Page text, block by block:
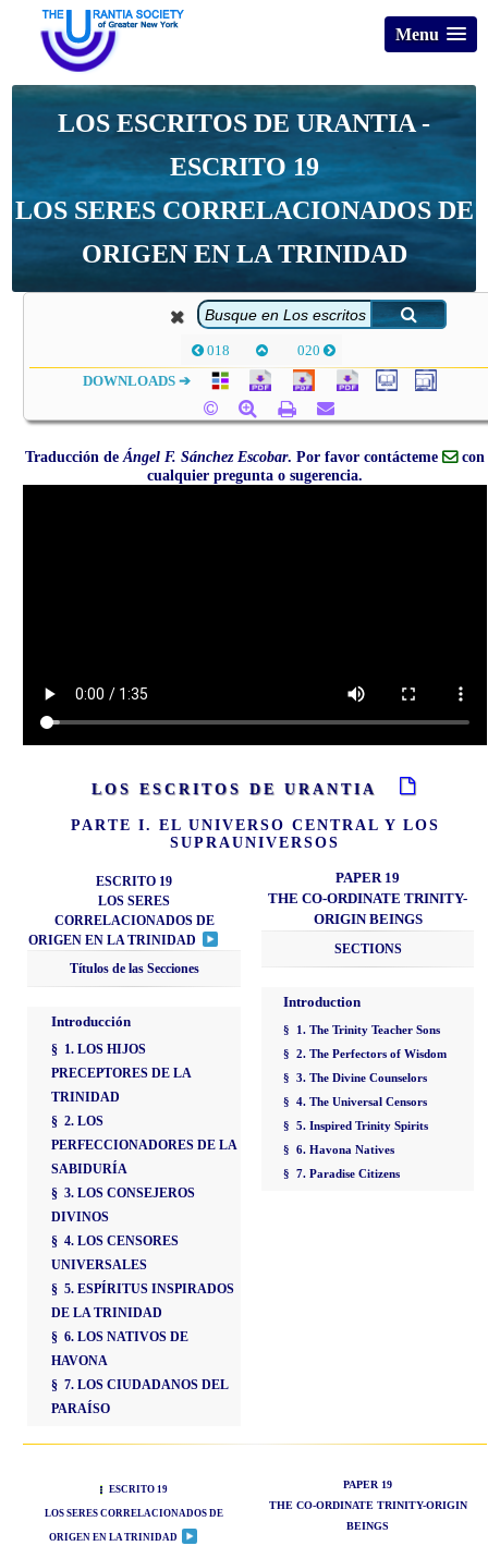
Menu
LOS ESCRITOS DE URANTIA -
ESCRITO 19
LOS SERES CORRELACIONADOS DE
ORIGEN EN LA TRINIDAD
018 020
DOWNLOADS ➔
Traducción deÁngel F. Sánchez Escobar. Por favor contácteme
con
cualquier pregunta o sugerencia.
LOS ESCRITOS DE URANTIA
PARTE I. EL UNIVERSO CENTRAL Y LOS
SUPRAUNIVERSOS
ESCRITO 19
LOS SERES
CORRELACIONADOS DE
ORIGEN EN LA TRINIDAD
Títulos de las Secciones
Introducción
§ 1. LOS HIJOS
PRECEPTORES DE LA
TRINIDAD
§ 2. LOS
PERFECCIONADORES DE LA
SABIDURÍA
§ 3. LOS CONSEJEROS
DIVINOS
§ 4. LOS CENSORES
UNIVERSALES
§ 5. ESPÍRITUS INSPIRADOS
DE LA TRINIDAD
§ 6. LOS NATIVOS DE
HAVONA
§ 7. LOS CIUDADANOS DEL
PARAÍSO
PAPER 19
THE CO-ORDINATE TRINITY-
ORIGIN BEINGS
SECTIONS
Introduction
§ 1. The Trinity Teacher Sons
§ 2. The Perfectors of Wisdom
§ 3. The Divine Counselors
§ 4. The Universal Censors
§ 5. Inspired Trinity Spirits
§ 6. Havona Natives
§ 7. Paradise Citizens
ESCRITO 19
LOS SERES CORRELACIONADOS DE
ORIGEN EN LA TRINIDAD
PAPER 19
THE CO-ORDINATE TRINITY-ORIGIN
BEINGS